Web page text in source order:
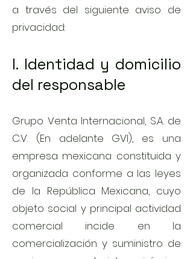
a través del siguiente aviso de
privacidad:
I. Identidad y domicilio
del responsable
Grupo Venta Internacional, S.A. de
C.V. (En adelante GVI), es una
empresa mexicana constituida y
organizada conforme a las leyes
de la República Mexicana, cuyo
objeto social y principal actividad
comercial incide en la
comercialización y suministro de